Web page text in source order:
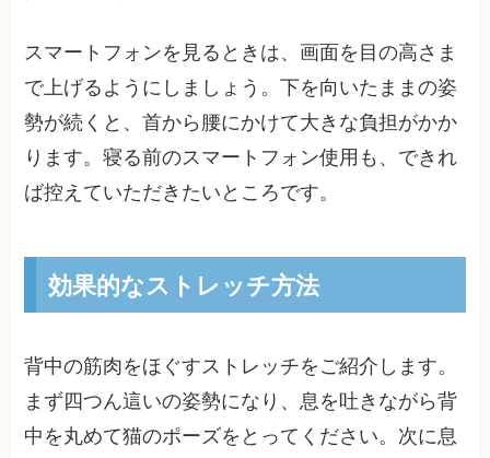
スマートフォンを見るときは、画面を目の高さま
で上げるようにしましょう。下を向いたままの姿
勢が続くと、首から腰にかけて大きな負担がかか
ります。寝る前のスマートフォン使用も、できれ
ば控えていただきたいところです。
効果的なストレッチ方法
背中の筋肉をほぐすストレッチをご紹介します。
まず四つん這いの姿勢になり、息を吐きながら背
中を丸めて猫のポーズをとってください。次に息